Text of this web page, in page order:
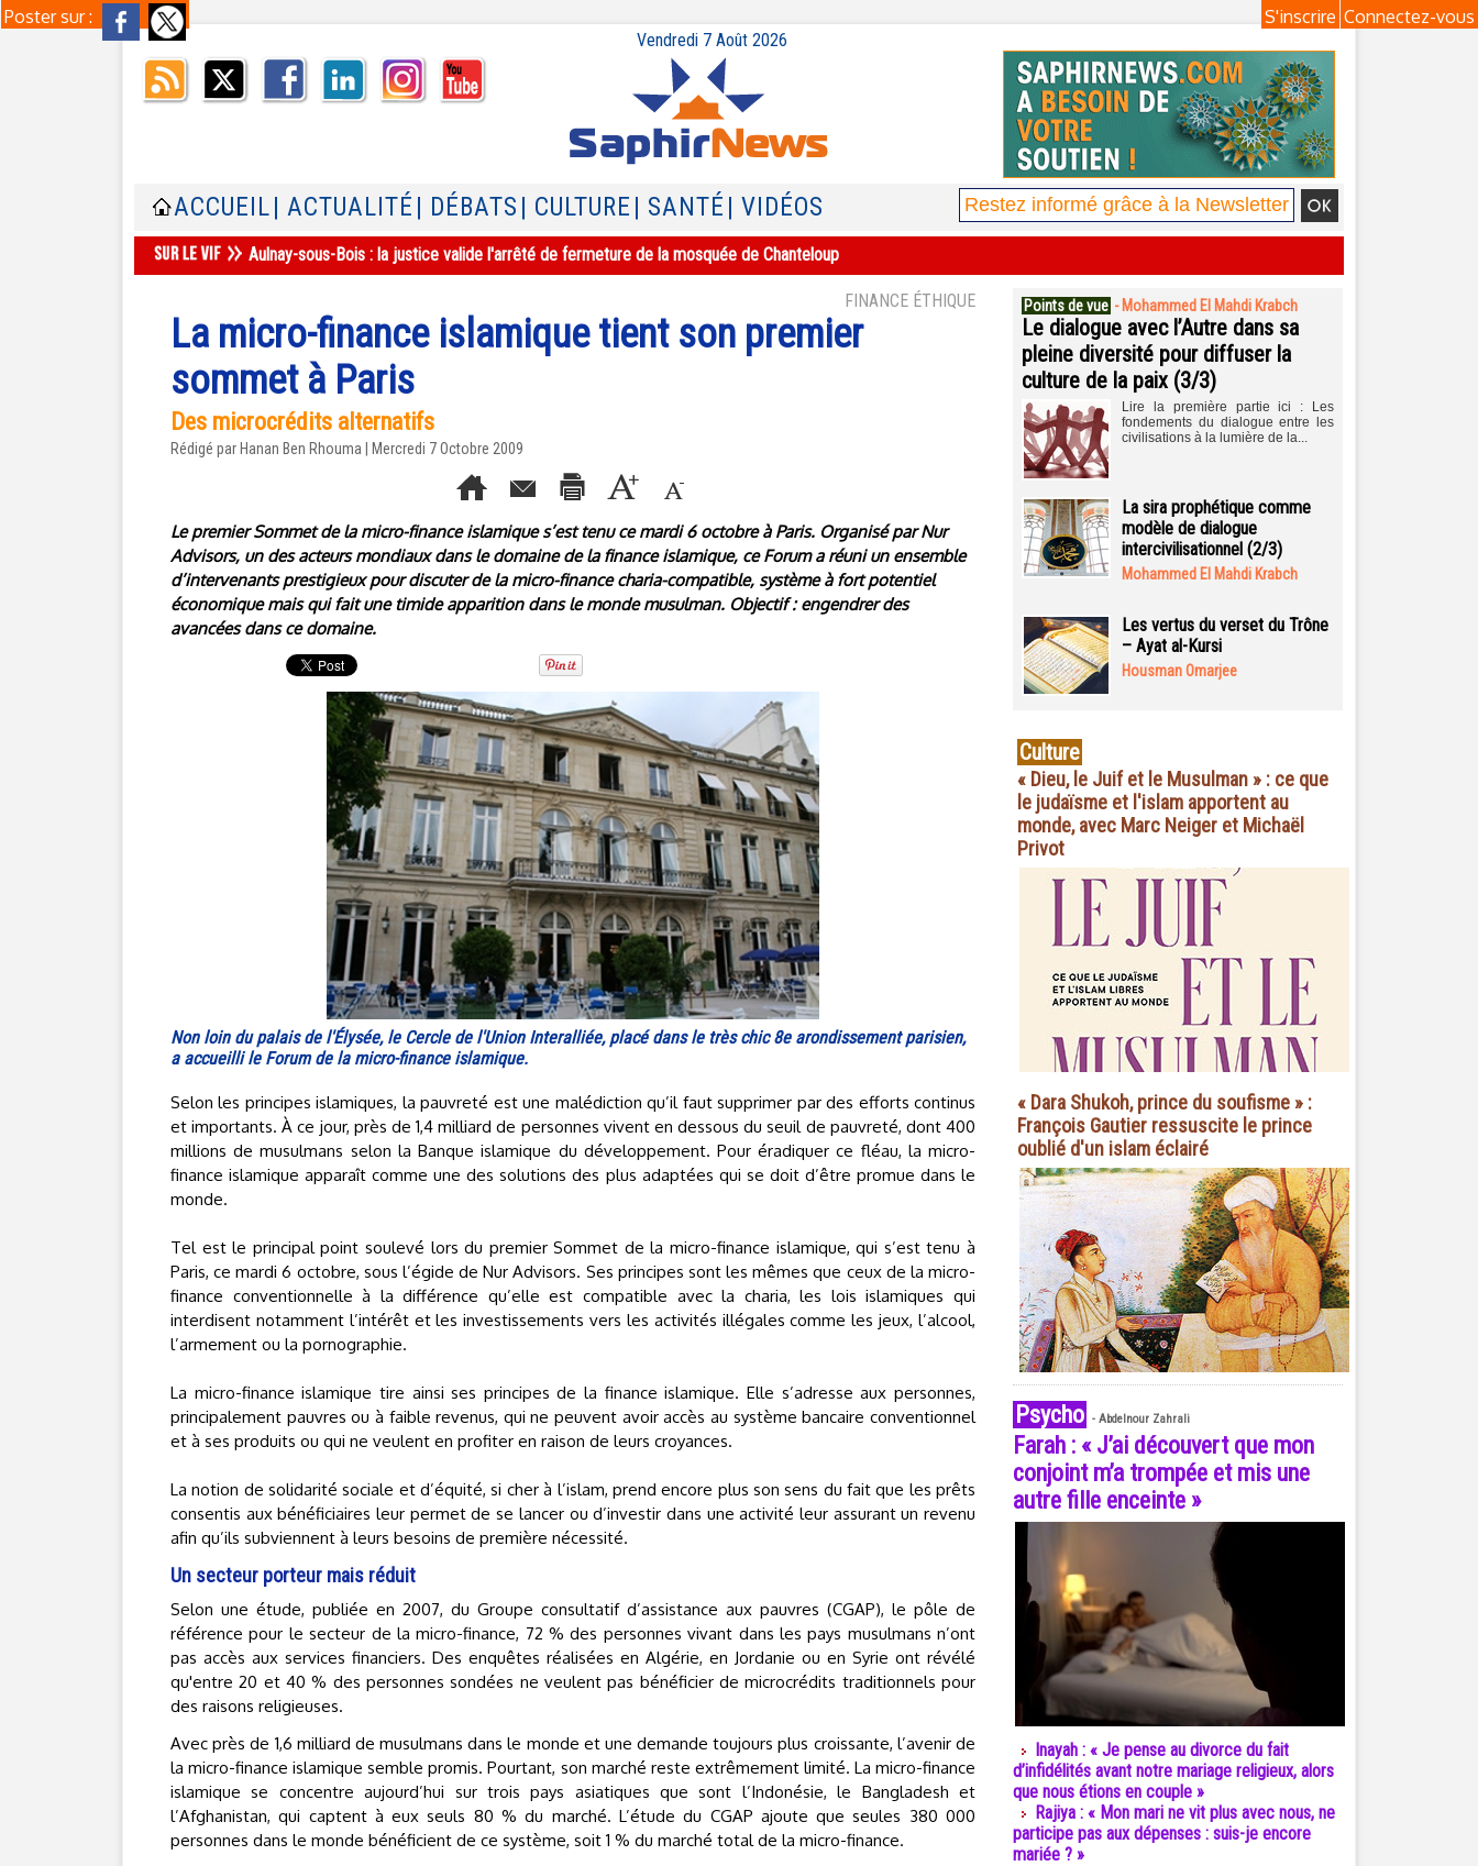
Poster sur : Connectez-vous
S'inscrire
Vendredi 7 Août 2026
ACCUEIL | ACTUALITÉ | DÉBATS | CULTURE | SANTÉ | VIDÉOS
Aulnay-sous-Bois : la justice valide l'arrêté de fermeture de la mosquée de Chanteloup
FINANCE ÉTHIQUE
La micro-finance islamique tient son premier
sommet à Paris
Des microcrédits alternatifs
Rédigé par Hanan Ben Rhouma | Mercredi 7 Octobre 2009
Le premier Sommet de la micro-finance islamique s’est tenu ce mardi 6 octobre à Paris. Organisé par Nur
Advisors, un des acteurs mondiaux dans le domaine de la finance islamique, ce Forum a réuni un ensemble
d’intervenants prestigieux pour discuter de la micro-finance charia-compatible, système à fort potentiel
économique mais qui fait une timide apparition dans le monde musulman. Objectif : engendrer des
avancées dans ce domaine.
Non loin du palais de l'Élysée, le Cercle de l'Union Interalliée, placé dans le très chic 8e arondissement parisien,
a accueilli le Forum de la micro-finance islamique.
Selon les principes islamiques, la pauvreté est une malédiction qu’il faut supprimer par des efforts continus
et importants. À ce jour, près de 1,4 milliard de personnes vivent en dessous du seuil de pauvreté, dont 400
millions de musulmans selon la Banque islamique du développement. Pour éradiquer ce fléau, la micro-
finance islamique apparaît comme une des solutions des plus adaptées qui se doit d’être promue dans le
monde.
Tel est le principal point soulevé lors du premier Sommet de la micro-finance islamique, qui s’est tenu à
Paris, ce mardi 6 octobre, sous l’égide de Nur Advisors. Ses principes sont les mêmes que ceux de la micro-
finance conventionnelle à la différence qu’elle est compatible avec la charia, les lois islamiques qui
interdisent notamment l’intérêt et les investissements vers les activités illégales comme les jeux, l’alcool,
l’armement ou la pornographie.
La micro-finance islamique tire ainsi ses principes de la finance islamique. Elle s’adresse aux personnes,
principalement pauvres ou à faible revenus, qui ne peuvent avoir accès au système bancaire conventionnel
et à ses produits ou qui ne veulent en profiter en raison de leurs croyances.
La notion de solidarité sociale et d’équité, si cher à l’islam, prend encore plus son sens du fait que les prêts
consentis aux bénéficiaires leur permet de se lancer ou d’investir dans une activité leur assurant un revenu
afin qu’ils subviennent à leurs besoins de première nécessité.
Un secteur porteur mais réduit
Selon une étude, publiée en 2007, du Groupe consultatif d’assistance aux pauvres (CGAP), le pôle de
référence pour le secteur de la micro-finance, 72 % des personnes vivant dans les pays musulmans n’ont
pas accès aux services financiers. Des enquêtes réalisées en Algérie, en Jordanie ou en Syrie ont révélé
qu'entre 20 et 40 % des personnes sondées ne veulent pas bénéficier de microcrédits traditionnels pour
des raisons religieuses.
Avec près de 1,6 milliard de musulmans dans le monde et une demande toujours plus croissante, l’avenir de
la micro-finance islamique semble promis. Pourtant, son marché reste extrêmement limité. La micro-finance
islamique se concentre aujourd’hui sur trois pays asiatiques que sont l’Indonésie, le Bangladesh et
l’Afghanistan, qui captent à eux seuls 80 % du marché. L’étude du CGAP ajoute que seules 380 000
personnes dans le monde bénéficient de ce système, soit 1 % du marché total de la micro-finance.
Points de vue - Mohammed El Mahdi Krabch
Le dialogue avec l’Autre dans sa
pleine diversité pour diffuser la
culture de la paix (3/3)
Lire la première partie ici : Les
fondements du dialogue entre les
civilisations à la lumière de la...
La sira prophétique comme
modèle de dialogue
intercivilisationnel (2/3)
Mohammed El Mahdi Krabch
Les vertus du verset du Trône
– Ayat al-Kursi
Housman Omarjee
Culture
« Dieu, le Juif et le Musulman » : ce que
le judaïsme et l'islam apportent au
monde, avec Marc Neiger et Michaël
Privot
« Dara Shukoh, prince du soufisme » :
François Gautier ressuscite le prince
oublié d'un islam éclairé
Psycho - Abdelnour Zahrali
Farah : « J’ai découvert que mon
conjoint m’a trompée et mis une
autre fille enceinte »
Inayah : « Je pense au divorce du fait
d’infidélités avant notre mariage religieux, alors
que nous étions en couple »
Rajiya : « Mon mari ne vit plus avec nous, ne
participe pas aux dépenses : suis-je encore
mariée ? »